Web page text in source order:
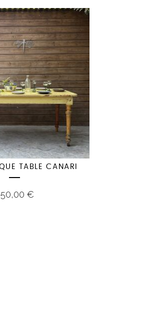
TABLE CANARI
€